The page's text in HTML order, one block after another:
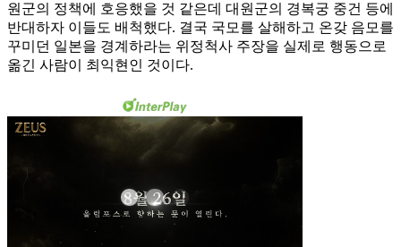
원군의 정책에 호응했을 것 같은데 대원군의 경복궁 중건 등에
반대하자 이들도 배척했다. 결국 국모를 살해하고 온갖 음모를
꾸미던 일본을 경계하라는 위정척사 주장을 실제로 행동으로
옮긴 사람이 최익현인 것이다.